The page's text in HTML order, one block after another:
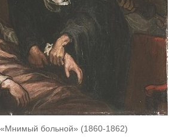
больной» (1860-1862)